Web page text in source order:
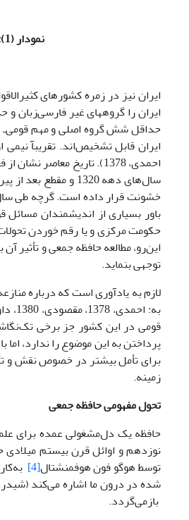
نمودار (1): تجاربى که منجر به بروز منازعات در جهان مى
ایران قابل تشخیص‌اند. تقریبآ
احمدى، 1378). تاریخ
خشونت قرار داده است. گرچه طى
باور بسیارى از اندیشمندان
حکومت مرکزى و یا رقم خوردن
این‌رو، مطالعه حافظه جمعى و تأثیر
توجهى بنماید.
لازم به یادآورى است که درباره
قومى در این کشور جز برخى
پرداختن به این موضوع را ندارد،
براى تأمل بیشتر در خصوص نقش و
زمینه.
تحول مفهومى حافظه جمعى
حافظه یک دل‌مشغولى عمده براى
نوزدهم و اوائل قرن بیستم میلادى
توسط هوگو فون هوفمنشتال[4]
شده در درون ما اشاره مى‌کند (شیدر، :1978 2). سابقه کاربرد حافظه جمعى در زمان معاصر به موریس
بازمى‌گردد.